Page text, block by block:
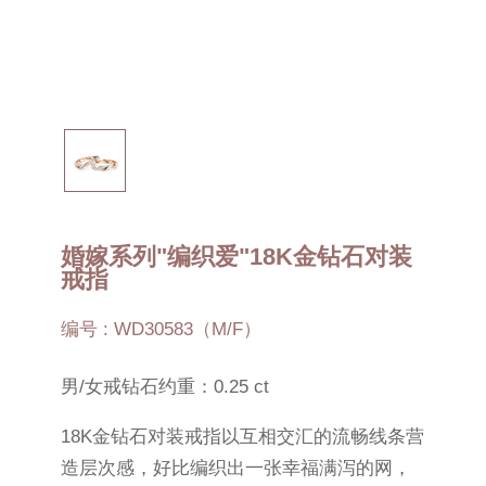
婚嫁系列"编织爱"18K金钻石对装
戒指
编号 : WD30583（M/F）
男/女戒钻石约重：0.25 ct
18K金钻石对装戒指以互相交汇的流畅线条营
造层次感，好比编织出一张幸福满泻的网，